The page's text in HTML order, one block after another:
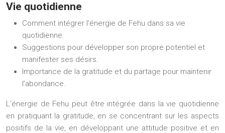
Vie quotidienne
Comment intégrer l’énergie de Fehu dans sa vie
quotidienne.
Suggestions pour développer son propre potentiel et
manifester ses désirs.
Importance de la gratitude et du partage pour maintenir
l’abondance.
L’énergie de Fehu peut être intégrée dans la vie quotidienne
en pratiquant la gratitude, en se concentrant sur les aspects
positifs de la vie, en développant une attitude positive et en